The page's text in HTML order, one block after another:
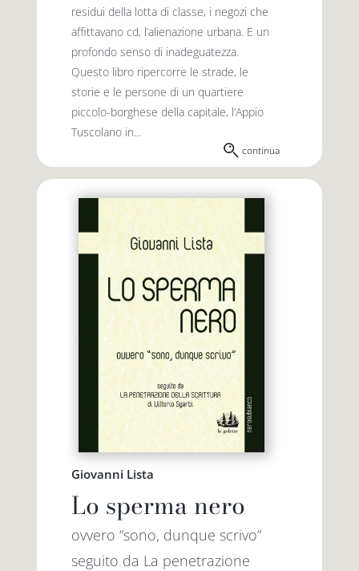
residui della lotta di classe, i negozi che
affittavano cd, l’alienazione urbana. E un
profondo senso di inadeguatezza.
Questo libro ripercorre le strade, le
storie e le persone di un quartiere
piccolo-borghese della capitale, l’Appio
Tuscolano in...
continua
Giovanni Lista
Lo sperma nero
ovvero “sono, dunque scrivo”
seguito da La penetrazione